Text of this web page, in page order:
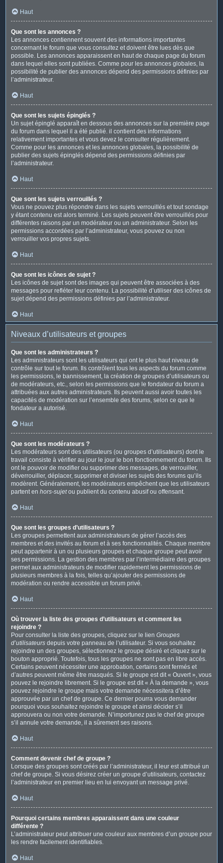
Haut
Que sont les annonces ?
Les annonces contiennent souvent des informations importantes
concernant le forum que vous consultez et doivent être lues dès que
possible. Les annonces apparaissent en haut de chaque page du forum
dans lequel elles sont publiées. Comme pour les annonces globales, la
possibilité de publier des annonces dépend des permissions définies par
l’administrateur.
Haut
Que sont les sujets épinglés ?
Un sujet épinglé apparaît en dessous des annonces sur la première page
du forum dans lequel il a été publié. il contient des informations
relativement importantes et vous devez le consulter régulièrement.
Comme pour les annonces et les annonces globales, la possibilité de
publier des sujets épinglés dépend des permissions définies par
l’administrateur.
Haut
Que sont les sujets verrouillés ?
Vous ne pouvez plus répondre dans les sujets verrouillés et tout sondage
y étant contenu est alors terminé. Les sujets peuvent être verrouillés pour
différentes raisons par un modérateur ou un administrateur. Selon les
permissions accordées par l’administrateur, vous pouvez ou non
verrouiller vos propres sujets.
Haut
Que sont les icônes de sujet ?
Les icônes de sujet sont des images qui peuvent être associées à des
messages pour refléter leur contenu. La possibilité d’utiliser des icônes de
sujet dépend des permissions définies par l’administrateur.
Haut
Niveaux d’utilisateurs et groupes
Que sont les administrateurs ?
Les administrateurs sont les utilisateurs qui ont le plus haut niveau de
contrôle sur tout le forum. Ils contrôlent tous les aspects du forum comme
les permissions, le bannissement, la création de groupes d’utilisateurs ou
de modérateurs, etc., selon les permissions que le fondateur du forum a
attribuées aux autres administrateurs. Ils peuvent aussi avoir toutes les
capacités de modération sur l’ensemble des forums, selon ce que le
fondateur a autorisé.
Haut
Que sont les modérateurs ?
Les modérateurs sont des utilisateurs (ou groupes d’utilisateurs) dont le
travail consiste à vérifier au jour le jour le bon fonctionnement du forum. Ils
ont le pouvoir de modifier ou supprimer des messages, de verrouiller,
déverrouiller, déplacer, supprimer et diviser les sujets des forums qu’ils
modèrent. Généralement, les modérateurs empêchent que les utilisateurs
partent en hors-sujetou publient du contenu abusif ou offensant.
Haut
Que sont les groupes d’utilisateurs ?
Les groupes permettent aux administrateurs de gérer l’accès des
membres et des invités au forum et à ses fonctionnalités. Chaque membre
peut appartenir à un ou plusieurs groupes et chaque groupe peut avoir
ses permissions. La gestion des membres par l’intermédiaire des groupes
permet aux administrateurs de modifier rapidement les permissions de
plusieurs membres à la fois, telles qu’ajouter des permissions de
modération ou rendre accessible un forum privé.
Haut
Où trouver la liste des groupes d’utilisateurs et comment les
rejoindre ?
Pour consulter la liste des groupes, cliquez sur le lien Groupes
d’utilisateurs depuis votre panneau de l’utilisateur. Si vous souhaitez
rejoindre un des groupes, sélectionnez le groupe désiré et cliquez sur le
bouton approprié. Toutefois, tous les groupes ne sont pas en libre accès.
Certains peuvent nécessiter une approbation, certains sont fermés et
d’autres peuvent même être masqués. Si le groupe est dit « Ouvert », vous
pouvez le rejoindre librement. Si le groupe est dit « À la demande », vous
pouvez rejoindre le groupe mais votre demande nécessitera d’être
approuvée par un chef de groupe. Ce dernier pourra vous demander
pourquoi vous souhaitez rejoindre le groupe et ainsi décider s’il
approuvera ou non votre demande. N’importunez pas le chef de groupe
s’il annule votre demande, il a sûrement ses raisons.
Haut
Comment devenir chef de groupe ?
Lorsque des groupes sont créés par l’administrateur, il leur est attribué un
chef de groupe. Si vous désirez créer un groupe d’utilisateurs, contactez
l’administrateur en premier lieu en lui envoyant un message privé.
Haut
Pourquoi certains membres apparaissent dans une couleur
différente ?
L’administrateur peut attribuer une couleur aux membres d’un groupe pour
les rendre facilement identifiables.
Haut